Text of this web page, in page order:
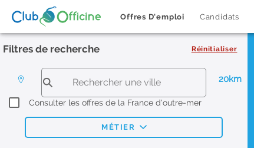
Offres D'emploi Candidats
Filtres de recherche Réinitialiser
20km
Consulter les offres de la France d'outre-mer
MÉTIER